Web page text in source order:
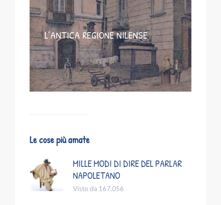
L’ANTICA REGIONE NILENSE
Le cose più amate
MILLE MODI DI DIRE DEL PARLAR
NAPOLETANO
Visto da 167.056